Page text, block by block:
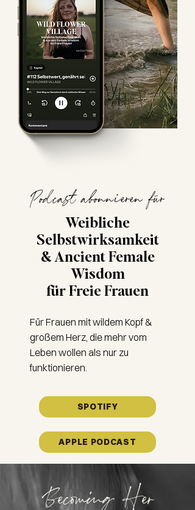
Podcastabonnieren für
Weibliche
Selbstwirksamkeit
& Ancient Female
Wisdom
für Freie Frauen
Für Frauen mit wildem Kopf &
großem Herz, die mehr vom
Leben wollen als nur zu
funktionieren.
SPOTIFY
APPLE PODCAST
Becoming Her